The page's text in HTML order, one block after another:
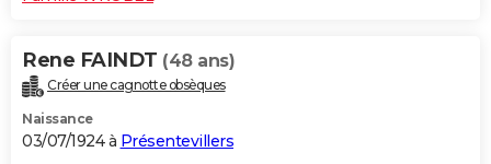
Rene FAINDT (48 ans)
Créer une cagnotte obsèques
Naissance
03/07/1924 à Présentevillers